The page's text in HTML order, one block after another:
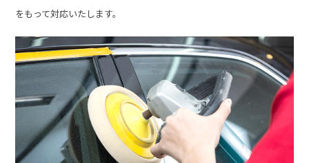
をもって対応いたします。